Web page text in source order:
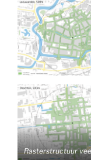
Rasterstructuur